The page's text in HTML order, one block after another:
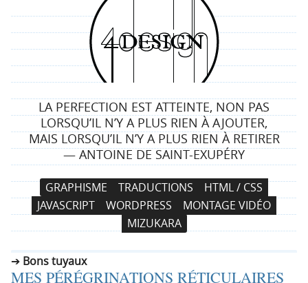
4
d
e
s
i
g
n
LA PERFECTION EST ATTEINTE, NON PAS
LORSQU’IL N’Y A PLUS RIEN À AJOUTER,
MAIS LORSQU’IL N’Y A PLUS RIEN À RETIRER
— ANTOINE DE SAINT-EXUPÉRY
N
a
v
i
a
A
l
l
e
a
GRAPHISME TRADUCTIONS
HTML / CSS
JAVASCRIPT
WORDPRESS
MONTAGE VIDÉO
MIZUKARA
Bons tuyaux
MES PÉRÉGRINATIONS RÉTICULAIRES